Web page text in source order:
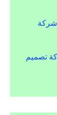
شركة
تصميم